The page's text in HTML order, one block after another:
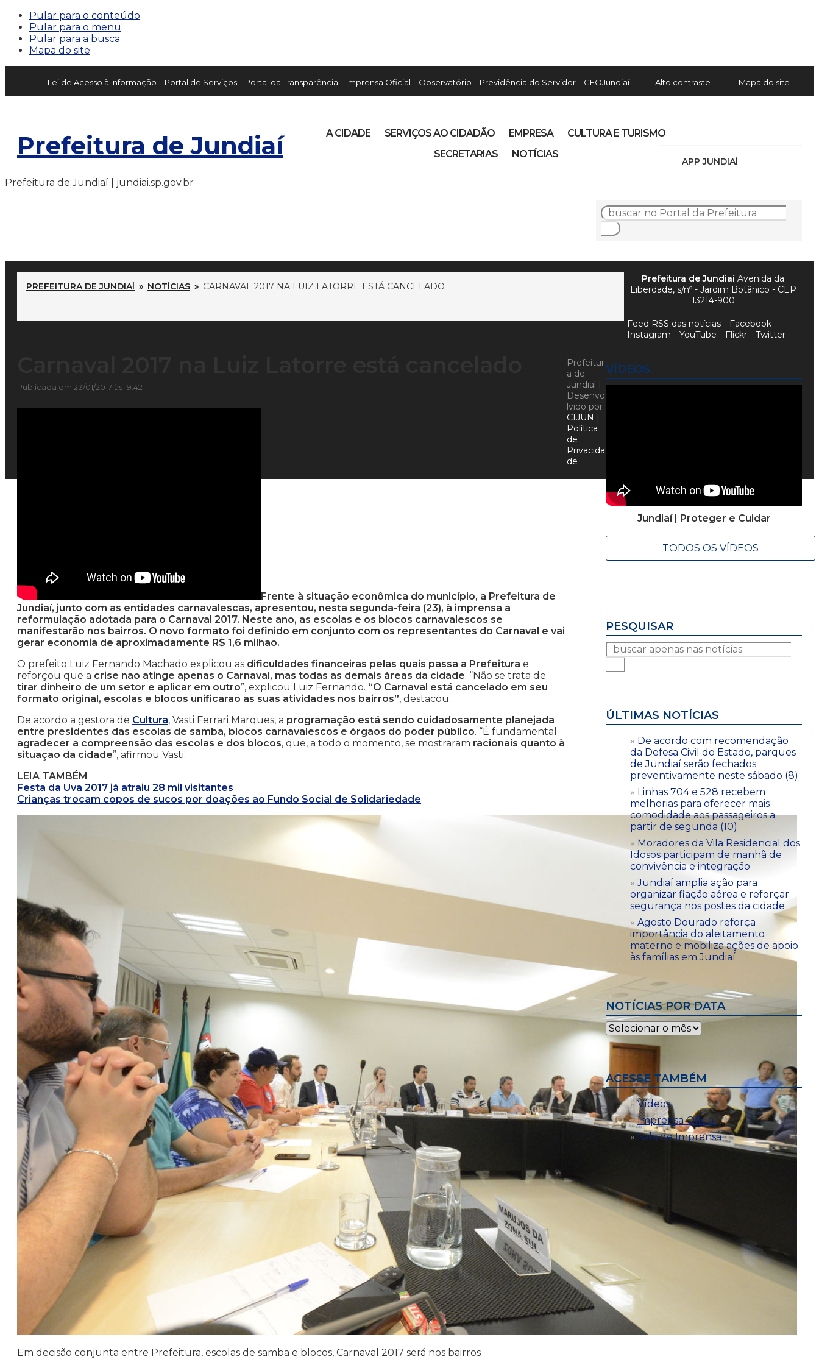
Pular para o conteúdo
Pular para o menu
Pular para a busca
Mapa do site
Lei de Acesso à Informação Portal de Serviços Portal da Transparência Imprensa Oficial Observatório Previdência do Servidor GEOJundiaí Alto contraste Mapa do site
Prefeitura de Jundiaí
APP JUNDIAÍ
A CIDADE SERVIÇOS AO CIDADÃO EMPRESA
CULTURA E TURISMO
SECRETARIAS
NOTÍCIAS
Prefeitura de Jundiaí | jundiai.sp.gov.br
PREFEITURA DE JUNDIAÍ » NOTÍCIAS » CARNAVAL 2017 NA LUIZ LATORRE ESTÁ CANCELADO
Publicada em 23/01/2017 às 19:42
Frente à situação econômica do município, a Prefeitura de
Jundiaí, junto com as entidades carnavalescas, apresentou, nesta segunda-feira (23), à imprensa a
reformulação adotada para o Carnaval 2017. Neste ano, as escolas e os blocos carnavalescos se
manifestarão nos bairros. O novo formato foi definido em conjunto com os representantes do Carnaval e vai
gerar economia de aproximadamente R$ 1,6 milhão.
O prefeito Luiz Fernando Machado explicou as dificuldades financeiras pelas quais passa a Prefeitura e
reforçou que a crise não atinge apenas o Carnaval, mas todas as demais áreas da cidade. “Não se trata de
tirar dinheiro de um setor e aplicar em outro”, explicou Luiz Fernando. “O Carnaval está cancelado em seu
formato original, escolas e blocos unificarão as suas atividades nos bairros”, destacou.
De acordo a gestora de Cultura, Vasti Ferrari Marques, a programação está sendo cuidadosamente planejada
entre presidentes das escolas de samba, blocos carnavalescos e órgãos do poder público. “É fundamental
agradecer a compreensão das escolas e dos blocos, que, a todo o momento, se mostraram racionais quanto à
situação da cidade”, afirmou Vasti.
LEIA TAMBÉM
Festa da Uva 2017 já atraiu 28 mil visitantes
Crianças trocam copos de sucos por doações ao Fundo Social de Solidariedade
Em decisão conjunta entre Prefeitura, escolas de samba e blocos, Carnaval 2017 será nos bairros
VÍDEOS
Jundiaí | Proteger e Cuidar
TODOS OS VÍDEOS
PESQUISAR
ÚLTIMAS NOTÍCIAS
De acordo com recomendação
da Defesa Civil do Estado, parques
de Jundiaí serão fechados
preventivamente neste sábado (8)
Linhas 704 e 528 recebem
melhorias para oferecer mais
comodidade aos passageiros a
partir de segunda (10)
Moradores da Vila Residencial dos
Idosos participam de manhã de
convivência e integração
Jundiaí amplia ação para
organizar fiação aérea e reforçar
segurança nos postes da cidade
Agosto Dourado reforça
importância do aleitamento
materno e mobiliza ações de apoio
às famílias em Jundiaí
NOTÍCIAS POR DATA
Notícias
por
data
ACESSE TAMBÉM
Vídeos
Imprensa Oficial
Sala de Imprensa
Prefeitura de JundiaíAvenida da
Liberdade, s/nº - Jardim Botânico - CEP
13214-900
Feed RSS das notícias
Facebook
Instagram
YouTube Flickr Twitter
Prefeitur
a de
Jundiaí |
Desenvo
lvido por
CIJUN |
Política
de
Privacida
de